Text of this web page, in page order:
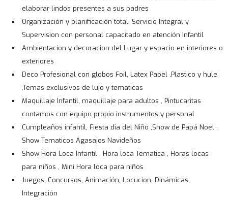
elaborar lindos presentes a sus padres
Organización y planificación total, Servicio Integral y
Supervision con personal capacitado en atención Infantil
Ambientacion y decoracion del Lugar y espacio en interiores o
exteriores
Deco Profesional con globos Foil, Latex Papel ,Plastico y hule
,Temas exclusivos de lujo y tematicas
Maquillaje Infantil, maquillaje para adultos , Pintucaritas
contamos con equipo propio instrumentos y personal
Cumpleaños infantil, Fiesta dia del Niño ,Show de Papá Noel ,
Show Tematicos Agasajos Navideños
Show Hora Loca Infantil , Hora loca Tematica , Horas locas
para niños , Mini Hora loca para niños
Juegos, Concursos, Animación, Locucion, Dinámicas,
Integración